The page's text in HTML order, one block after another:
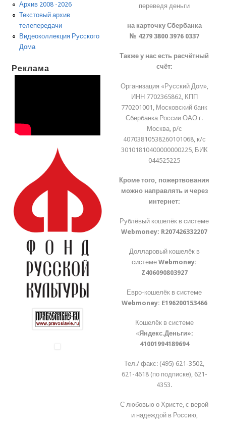
Архив 2008 -2026
Текстовый архив
телепередачи
Видеоколлекция Русского
Дома
Реклама
переведя деньги
на карточку Сбербанка
№ 4279 3800 3976 0337
Также у нас есть расчётный
счёт:
Организация «Русский Дом»,
ИНН 7702365862, КПП
770201001, Московский банк
Сбербанка России ОАО г.
Москва, р/с
40703810538260101068, к/с
30101810400000000225, БИК
044525225
Кроме того, пожертвования
можно направлять и через
интернет:
Рублёвый кошелёк в системе
Webmoney: R207426332207
Долларовый кошелёк в
системеWebmoney:
Z406090803927
Евро-кошелёк в системе
Webmoney: E196200153466
Кошелёк в системе
«Яндекс.Деньги»:
41001994189694
Тел./ факс: (495) 621-3502,
621-4618 (по подписке), 621-
4353.
С любовью о Христе, с верой
и надеждой в Россию,